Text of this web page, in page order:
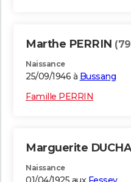
Marthe PERRIN
Naissance
25/09/1946 à Bussang
Famille PERRIN
Marguerite
Naissance